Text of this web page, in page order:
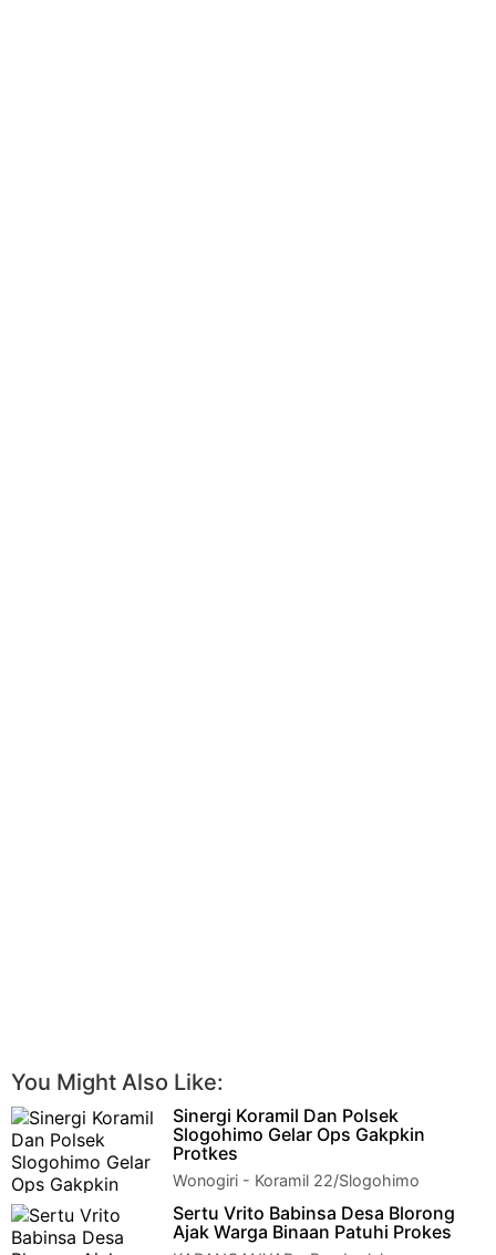
You Might Also Like:
Sinergi Koramil Dan Polsek
Slogohimo Gelar Ops Gakpkin
Protkes
Wonogiri - Koramil 22/Slogohimo
bersinergi dengan Polsek Slogohimo
melaksanakan kegiatan operasi penegakan disiplin prot…
Sertu Vrito Babinsa Desa Blorong
Ajak Warga Binaan Patuhi Prokes